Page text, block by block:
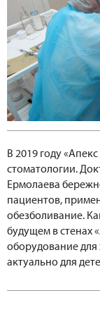
В 2019 году
стоматологии.
Ермолаева
пациентов,
обезболивание.
будущем в стенах
оборудование
актуально для